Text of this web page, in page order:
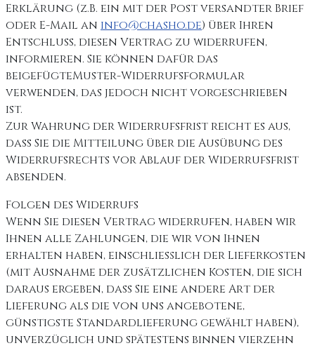
Erklärung (z.B. ein mit der Post versandter Brief
oder E-Mail an info@chasho.de) über Ihren
Entschluss, diesen Vertrag zu widerrufen,
informieren. Sie können dafür das
beigefügteMuster-Widerrufsformular
verwenden, das jedoch nicht vorgeschrieben
ist.
Zur Wahrung der Widerrufsfrist reicht es aus,
dass Sie die Mitteilung über die Ausübung des
Widerrufsrechts vor Ablauf der Widerrufsfrist
absenden.
Folgen des Widerrufs
Wenn Sie diesen Vertrag widerrufen, haben wir
Ihnen alle Zahlungen, die wir von Ihnen
erhalten haben, einschließlich der Lieferkosten
(mit Ausnahme der zusätzlichen Kosten, die sich
daraus ergeben, dass Sie eine andere Art der
Lieferung als die von uns angebotene,
günstigste Standardlieferung gewählt haben),
unverzüglich und spätestens binnen vierzehn